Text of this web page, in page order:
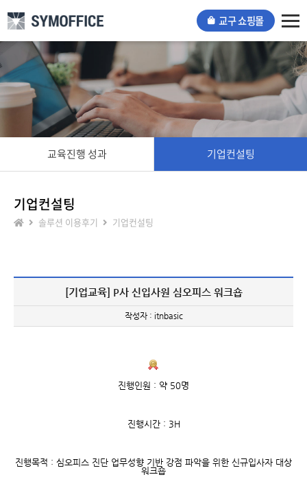
교구 쇼핑몰
교육진행 성과 기업컨설팅
기업컨설팅
솔루션 이용후기 기업컨설팅
[기업교육] P사 신입사원 심오피스 워크숍
작성자 : itnbasic
진행인원 : 약 50명
진행시간 : 3H
진행목적 : 심오피스 진단 업무성향 기반 강점 파악을 위한 신규입사자 대상
워크숍